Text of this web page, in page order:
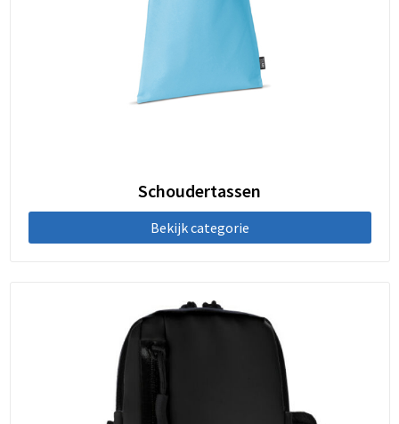
Schoudertassen
Bekijk categorie